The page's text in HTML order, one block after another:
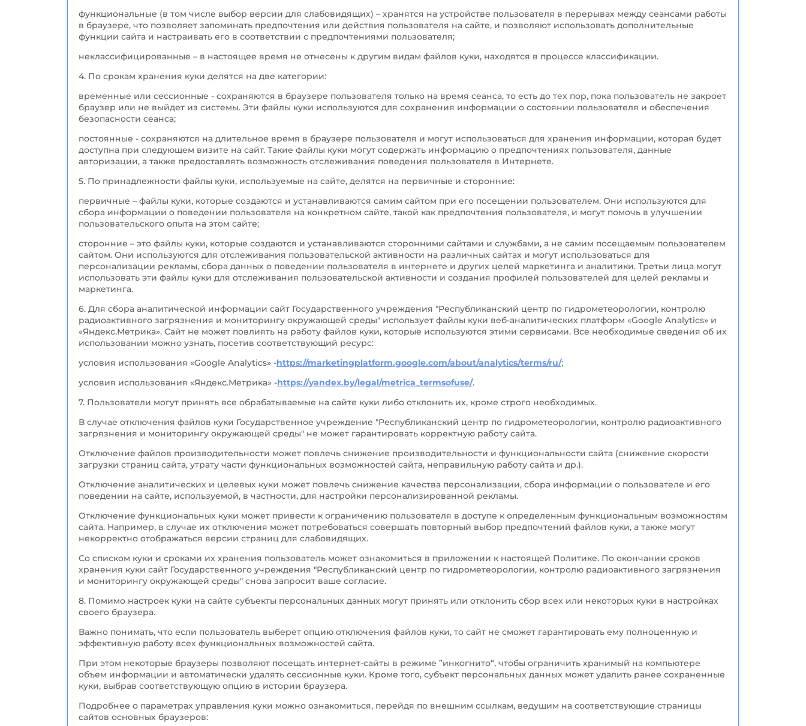
функциональные (в том числе выбор версии для слабовидящих) – хранятся на устройстве пользователя в перерывах между сеансами работы
в браузере, что позволяет запоминать предпочтения или действия пользователя на сайте, и позволяют использовать дополнительные
функции сайта и настраивать его в соответствии с предпочтениями пользователя;
неклассифицированные – в настоящее время не отнесены к другим видам файлов куки, находятся в процессе классификации.
4. По срокам хранения куки делятся на две категории:
временные или сессионные - сохраняются в браузере пользователя только на время сеанса, то есть до тех пор, пока пользователь не закроет
браузер или не выйдет из системы. Эти файлы куки используются для сохранения информации о состоянии пользователя и обеспечения
безопасности сеанса;
постоянные - сохраняются на длительное время в браузере пользователя и могут использоваться для хранения информации, которая будет
доступна при следующем визите на сайт. Такие файлы куки могут содержать информацию о предпочтениях пользователя, данные
авторизации, а также предоставлять возможность отслеживания поведения пользователя в Интернете.
5. По принадлежности файлы куки, используемые на сайте, делятся на первичные и сторонние:
первичные – файлы куки, которые создаются и устанавливаются самим сайтом при его посещении пользователем. Они используются для
сбора информации о поведении пользователя на конкретном сайте, такой как предпочтения пользователя, и могут помочь в улучшении
пользовательского опыта на этом сайте;
сторонние – это файлы куки, которые создаются и устанавливаются сторонними сайтами и службами, а не самим посещаемым пользователем
сайтом. Они используются для отслеживания пользовательской активности на различных сайтах и могут использоваться для
персонализации рекламы, сбора данных о поведении пользователя в интернете и других целей маркетинга и аналитики. Третьи лица могут
использовать эти файлы куки для отслеживания пользовательской активности и создания профилей пользователей для целей рекламы и
маркетинга.
6. Для сбора аналитической информации сайт Государственного учреждения "Республиканский центр по гидрометеорологии, контролю
радиоактивного загрязнения и мониторингу окружающей среды" использует файлы куки веб-аналитических платформ «Google Analytics» и
«Яндекс.Метрика». Сайт не может повлиять на работу файлов куки, которые используются этими сервисами. Все необходимые сведения об их
использовании можно узнать, посетив соответствующий ресурс:
условия использования «Google Analytics» -https://marketingplatform.google.com/about/analytics/terms/ru/;
условия использования «Яндекс.Метрика» -https://yandex.by/legal/metrica_termsofuse/.
7. Пользователи могут принять все обрабатываемые на сайте куки либо отклонить их, кроме строго необходимых.
В случае отключения файлов куки Государственное учреждение "Республиканский центр по гидрометеорологии, контролю радиоактивного
загрязнения и мониторингу окружающей среды" не может гарантировать корректную работу сайта.
Отключение файлов производительности может повлечь снижение производительности и функциональности сайта (снижение скорости
загрузки страниц сайта, утрату части функциональных возможностей сайта, неправильную работу сайта и др.).
Отключение аналитических и целевых куки может повлечь снижение качества персонализации, сбора информации о пользователе и его
поведении на сайте, используемой, в частности, для настройки персонализированной рекламы.
Отключение функциональных куки может привести к ограничению пользователя в доступе к определенным функциональным возможностям
сайта. Например, в случае их отключения может потребоваться совершать повторный выбор предпочтений файлов куки, а также могут
некорректно отображаться версии страниц для слабовидящих.
Со списком куки и сроками их хранения пользователь может ознакомиться в приложении к настоящей Политике. По окончании сроков
хранения куки сайт Государственного учреждения "Республиканский центр по гидрометеорологии, контролю радиоактивного загрязнения
и мониторингу окружающей среды" снова запросит ваше согласие.
8. Помимо настроек куки на сайте субъекты персональных данных могут принять или отклонить сбор всех или некоторых куки в настройках
своего браузера.
Важно понимать, что если пользователь выберет опцию отключения файлов куки, то сайт не сможет гарантировать ему полноценную и
эффективную работу всех функциональных возможностей сайта.
При этом некоторые браузеры позволяют посещать интернет-сайты в режиме ”инкогнито“, чтобы ограничить хранимый на компьютере
объем информации и автоматически удалять сессионные куки. Кроме того, субъект персональных данных может удалить ранее сохраненные
куки, выбрав соответствующую опцию в истории браузера.
Подробнее о параметрах управления куки можно ознакомиться, перейдя по внешним ссылкам, ведущим на соответствующие страницы
сайтов основных браузеров: